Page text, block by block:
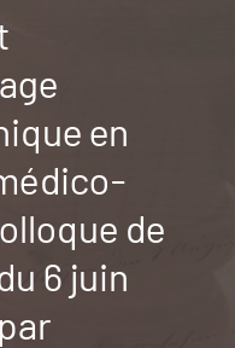
en
de
6 juin